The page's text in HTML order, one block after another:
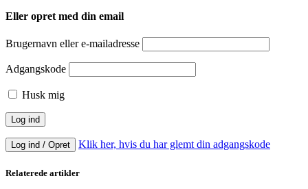
Eller opret med din email
Brugernavn eller e-mailadresse
Adgangskode
Husk mig
Log ind / Opret Klik her, hvis du har glemt din adgangskode
Relaterede artikler